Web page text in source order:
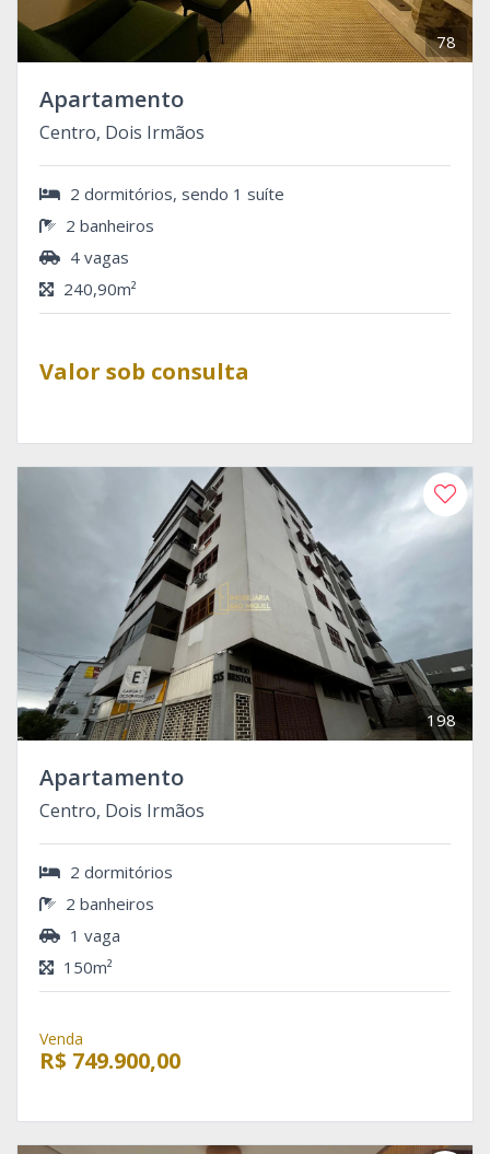
78
Apartamento
Centro, Dois Irmãos
2 dormitórios, sendo 1 suíte
2 banheiros
4 vagas
240,90m²
Valor sob consulta
198
Apartamento
Centro, Dois Irmãos
2 dormitórios
2 banheiros
1 vaga
150m²
Venda
R$ 749.900,00